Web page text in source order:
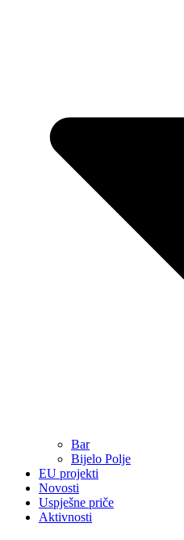
Bar
Bijelo Polje
EU projekti
Novosti
Uspješne priče
Aktivnosti